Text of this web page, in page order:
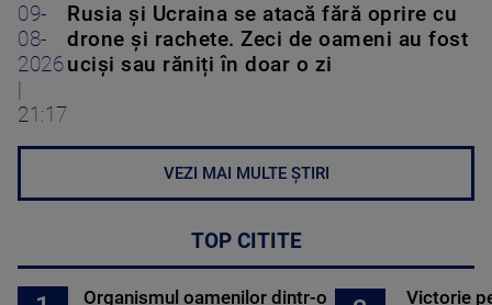
09-
08-
2026
|
21:17
Rusia și Ucraina se atacă fără oprire cu
drone și rachete. Zeci de oameni au fost
uciși sau răniți în doar o zi
VEZI MAI MULTE ȘTIRI
TOP CITITE
Organismul oamenilor dintr-o
Victorie